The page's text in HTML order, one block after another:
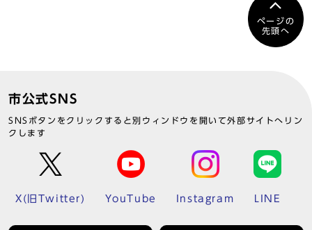
ページの
先頭へ
市公式SNS
SNSボタンをクリックすると別ウィンドウを開いて外部サイトへリン
クします
X(旧Twitter) YouTube Instagram LINE